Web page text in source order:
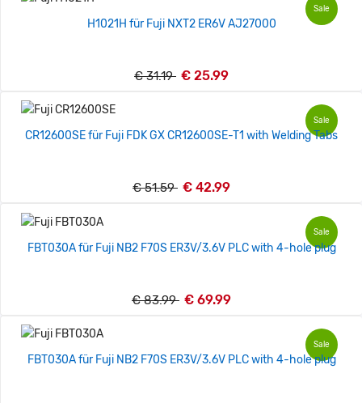
Sale
H1021H für Fuji NXT2 ER6V AJ27000
€ 31.19 € 25.99
Sale
CR12600SE für Fuji FDK GX CR12600SE-T1 with Welding Tabs
€ 51.59 € 42.99
Sale
FBT030A für Fuji NB2 F70S ER3V/3.6V PLC with 4-hole plug
€ 83.99 € 69.99
Sale
FBT030A für Fuji NB2 F70S ER3V/3.6V PLC with 4-hole plug